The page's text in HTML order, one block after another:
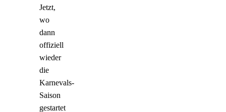
Jetzt,
wo
dann
offiziell
wieder
die
Karnevals-
Saison
gestartet